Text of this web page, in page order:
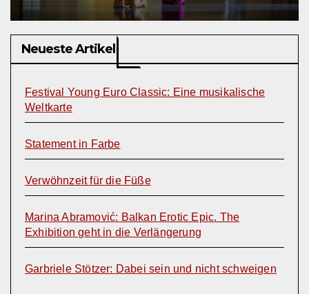
Neueste Artikel
Festival Young Euro Classic: Eine musikalische
Weltkarte
Statement in Farbe
Verwöhnzeit für die Füße
Marina Abramović: Balkan Erotic Epic. The
Exhibition geht in die Verlängerung
Garbriele Stötzer: Dabei sein und nicht schweigen